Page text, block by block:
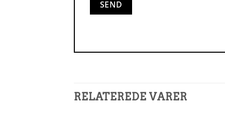
RELATEREDE VARER